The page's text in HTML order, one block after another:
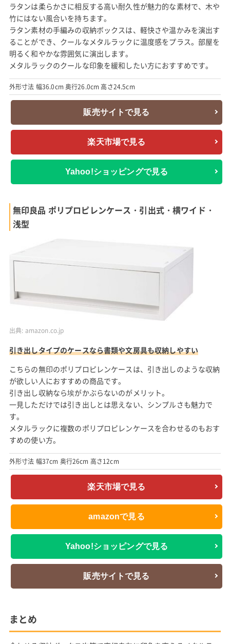
ラタンは柔らかさに相反する高い耐久性が魅力的な素材で、木や
竹にはない風合いを持ちます。
ラタン素材の手編みの収納ボックスは、軽快さや温かみを演出す
ることができ、クールなメタルラックに温度感をプラス。部屋を
明るく和やかな雰囲気に演出します。
メタルラックのクールな印象を緩和したい方におすすめです。
外形寸法 幅36.0cm 奥行26.0cm 高さ24.5cm
販売サイトで見る
楽天市場で見る
Yahoo!ショッピングで見る
無印良品 ポリプロピレンケース・引出式・横ワイド・
浅型
出典: amazon.co.jp
引き出しタイプのケースなら書類や文房具も収納しやすい
こちらの無印のポリプロピレンケースは、引き出しのような収納
が欲しい人におすすめの商品です。
引き出し収納なら埃がかぶらないのがメリット。
一見しただけでは引き出しとは思えない、シンプルさも魅力で
す。
メタルラックに複数のポリプロピレンケースを合わせるのもおす
すめの使い方。
外形寸法 幅37cm 奥行26cm 高さ12cm
楽天市場で見る
amazonで見る
Yahoo!ショッピングで見る
販売サイトで見る
まとめ